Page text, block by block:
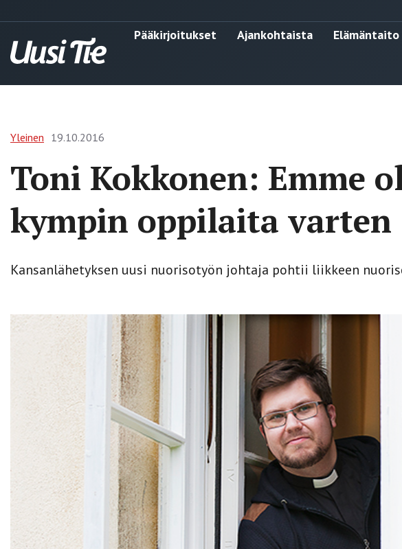
Pääkirjoitukset Ajankohtaista Elämäntaito
Yleinen 19.10.2016
Toni Kokkonen: Emme
kympin oppilaita varten
Kansanlähetyksen uusi nuorisotyön johtaja pohtii liikkeen